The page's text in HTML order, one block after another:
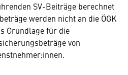
SV-Beiträge berechnet
werden nicht an die ÖGK
Grundlage für die
von